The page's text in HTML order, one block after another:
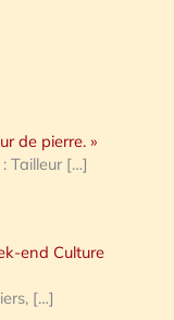
de pierre. »
Tailleur […]
end Culture
[…]